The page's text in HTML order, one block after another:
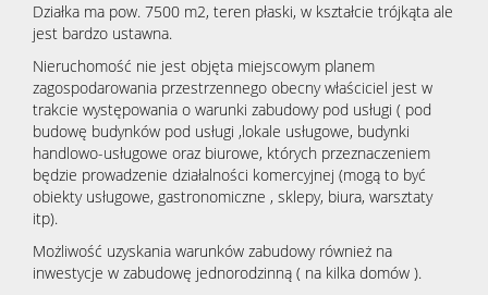
Działka ma pow. 7500 m2, teren płaski, w kształcie trójkąta ale
jest bardzo ustawna.
Nieruchomość nie jest objęta miejscowym planem
zagospodarowania przestrzennego obecny właściciel jest w
trakcie występowania o warunki zabudowy pod usługi ( pod
budowę budynków pod usługi ,lokale usługowe, budynki
handlowo-usługowe oraz biurowe, których przeznaczeniem
będzie prowadzenie działalności komercyjnej (mogą to być
obiekty usługowe, gastronomiczne , sklepy, biura, warsztaty
itp).
Możliwość uzyskania warunków zabudowy również na
inwestycje w zabudowę jednorodzinną ( na kilka domów ).